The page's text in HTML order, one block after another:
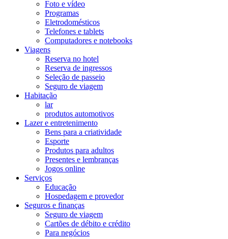
Foto e vídeo
Programas
Eletrodomésticos
Telefones e tablets
Computadores e notebooks
Viagens
Reserva no hotel
Reserva de ingressos
Seleção de passeio
Seguro de viagem
Habitação
lar
produtos automotivos
Lazer e entretenimento
Bens para a criatividade
Esporte
Produtos para adultos
Presentes e lembranças
Jogos online
Serviços
Educação
Hospedagem e provedor
Seguros e finanças
Seguro de viagem
Cartões de débito e crédito
Para negócios